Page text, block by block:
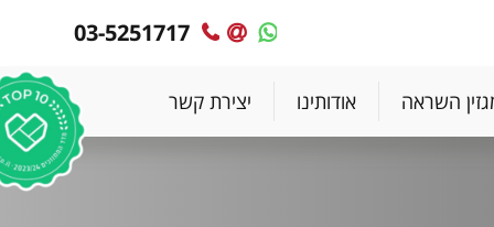
MyPlace
MyPlace
עימנו
קשר
03-5251717
השראה אודותינו יצירת קשר